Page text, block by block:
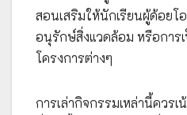
สอนเสริมให้นักเรียนผู้ด้อยโ
อนุรักษ์สิ่งแวดล้อม หรือการ
โครงการต่างๆ
การเล่ากิจกรรมเหล่านี้ควร